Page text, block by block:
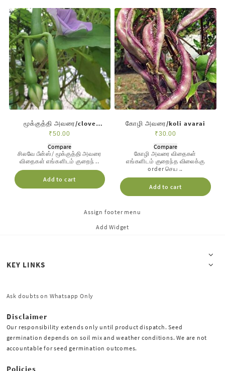
மூக்குத்தி அவரை/clove
beans
₹50.00
சிலவே பீன்ஸ்/ மூக்குத்தி அவரை
விதைகள் எங்களிடம் குறைந் ..
Add to cart
Compare
கோழி அவரை/koli avarai
₹30.00
கோழி அவரை விதைகள்
எங்களிடம் குறைந்த விலைக்கு
order செய ..
Add to cart
Compare
Assign footer menu
Add Widget
KEY LINKS
Ask doubts on Whatsapp Only
Disclaimer
Our responsibility extends only until product dispatch. Seed
germination depends on soil mix and weather conditions. We are not
accountable for seed germination outcomes.
Policies